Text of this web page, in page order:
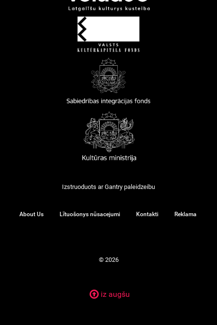
Izstruoduots arGantry paleidzeibu
About Us Lītuošonys nūsacejumi Kontakti Reklama
© 2026
iz augšu